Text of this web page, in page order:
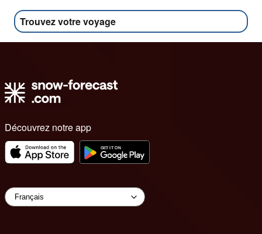
Trouvez votre voyage
Découvrez notre app